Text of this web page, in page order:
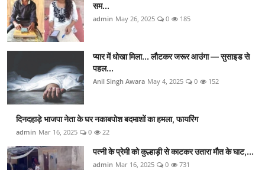
सम...
admin May 26, 2025 0 185
प्यार में धोखा मिला... लौटकर जरूर आउंगा — सुसाइड से
पहल...
Anil Singh Awara May 4, 2025 0 152
दिनदहाड़े भाजपा नेता के घर नकाबपोश बदमाशों का हमला, फायरिंग
admin Mar 16, 2025 0 22
पत्नी के प्रेमी को कुल्हाड़ी से काटकर उतारा मौत के घाट,...
admin Mar 16, 2025 0 731